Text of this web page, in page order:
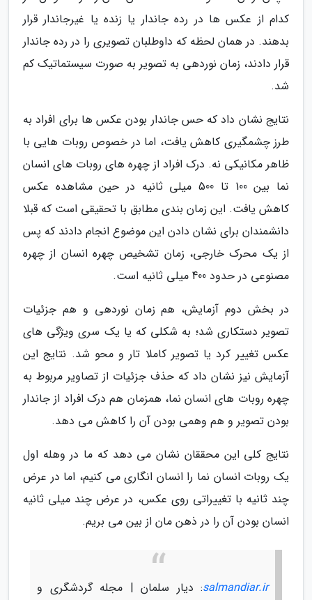
کدام از عکس ها در رده جاندار یا زنده یا غیرجاندار قرار
بدهند. در همان لحظه که داوطلبان تصویری را در رده جاندار
قرار دادند، زمان نوردهی به تصویر به صورت سیستماتیک کم
شد.
نتایج نشان داد که حس جاندار بودن عکس ها برای افراد به
طرز چشمگیری کاهش یافت، اما در خصوص روبات هایی با
ظاهر مکانیکی نه. درک افراد از چهره های روبات های انسان
نما بین 100 تا 500 میلی ثانیه در حین مشاهده عکس
کاهش یافت. این زمان بندی مطابق با تحقیقی است که قبلا
دانشمندان برای نشان دادن این موضوع انجام دادند که پس
از یک محرک خارجی، زمان تشخیص چهره انسان از چهره
مصنوعی در حدود 400 میلی ثانیه است.
در بخش دوم آزمایش، هم زمان نوردهی و هم جزئیات
تصویر دستکاری شد؛ به شکلی که یا یک سری ویژگی های
عکس تغییر کرد یا تصویر کاملا تار و محو شد. نتایج این
آزمایش نیز نشان داد که حذف جزئیات از تصاویر مربوط به
چهره روبات های انسان نما، همزمان هم درک افراد از جاندار
بودن تصویر و هم وهمی بودن آن را کاهش می دهد.
نتایج کلی این محققان نشان می دهد که ما در وهله اول
یک روبات انسان نما را انسان انگاری می کنیم، اما در عرض
چند ثانیه با تغییراتی روی عکس، در عرض چند میلی ثانیه
انسان بودن آن را در ذهن مان از بین می بریم.
salmandiar.ir: دیار سلمان | مجله گردشگری و